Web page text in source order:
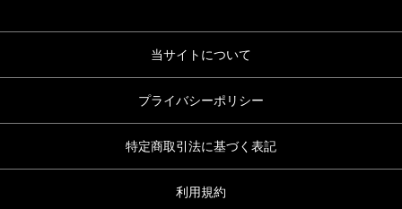
当サイトについて
プライバシーポリシー
特定商取引法に基づく表記
利用規約